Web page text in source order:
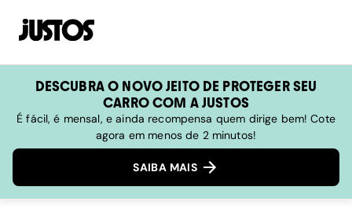
DESCUBRA O NOVO JEITO DE PROTEGER SEU
CARRO COM A JUSTOS
É fácil, é mensal, e ainda recompensa quem dirige bem! Cote
agora em menos de 2 minutos!
SAIBA MAIS